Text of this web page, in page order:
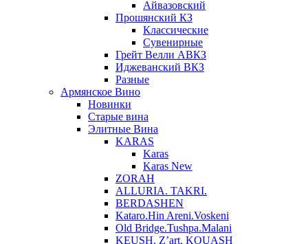
Айвазовский
Прошянский КЗ
Классические
Сувенирные
Грейт Велли АВКЗ
Иджеванский ВКЗ
Разные
Армянское Вино
Новинки
Старые вина
Элитные Вина
KARAS
Karas
Karas New
ZORAH
ALLURIA. TAKRI.
BERDASHEN
Kataro.Hin Areni.Voskeni
Old Bridge.Tushpa.Malani
KEUSH. Z’art. KOUASH